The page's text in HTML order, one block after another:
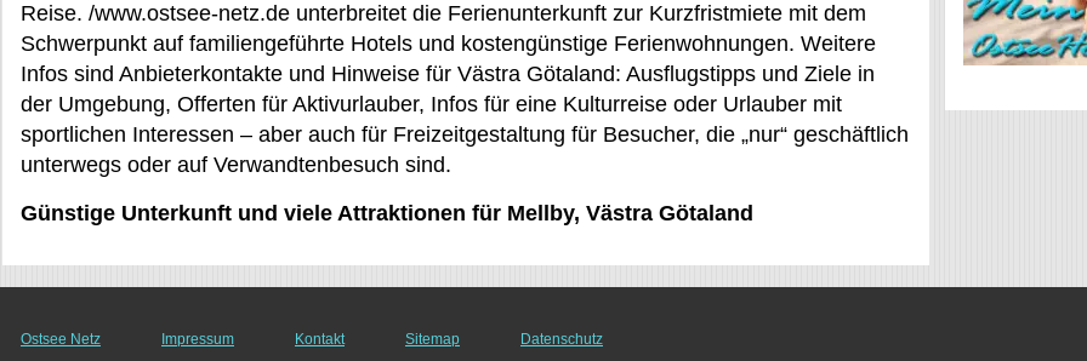
Reise. /www.ostsee-netz.de unterbreitet die Ferienunterkunft zur Kurzfristmiete mit dem
Schwerpunkt auf familiengeführte Hotels und kostengünstige Ferienwohnungen. Weitere
Infos sind Anbieterkontakte und Hinweise für Västra Götaland: Ausflugstipps und Ziele in
der Umgebung, Offerten für Aktivurlauber, Infos für eine Kulturreise oder Urlauber mit
sportlichen Interessen – aber auch für Freizeitgestaltung für Besucher, die „nur“ geschäftlich
unterwegs oder auf Verwandtenbesuch sind.
Günstige Unterkunft und viele Attraktionen für Mellby, Västra Götaland
Ostsee Netz Impressum Kontakt Sitemap Datenschutz